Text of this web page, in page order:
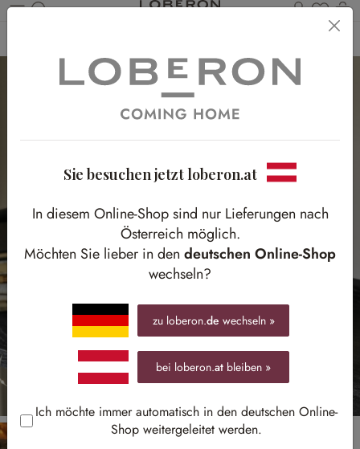
Du
Sie besuchen jetzt loberon.at
In diesem Online-Shop sind nur Lieferungen nach
Österreich möglich.
Möchten Sie lieber in den deutschen Online-Shop
wechseln?
zu loberon.de wechseln »
bei loberon.at bleiben »
Ich möchte immer automatisch in den deutschen Online-
Shop weitergeleitet werden.